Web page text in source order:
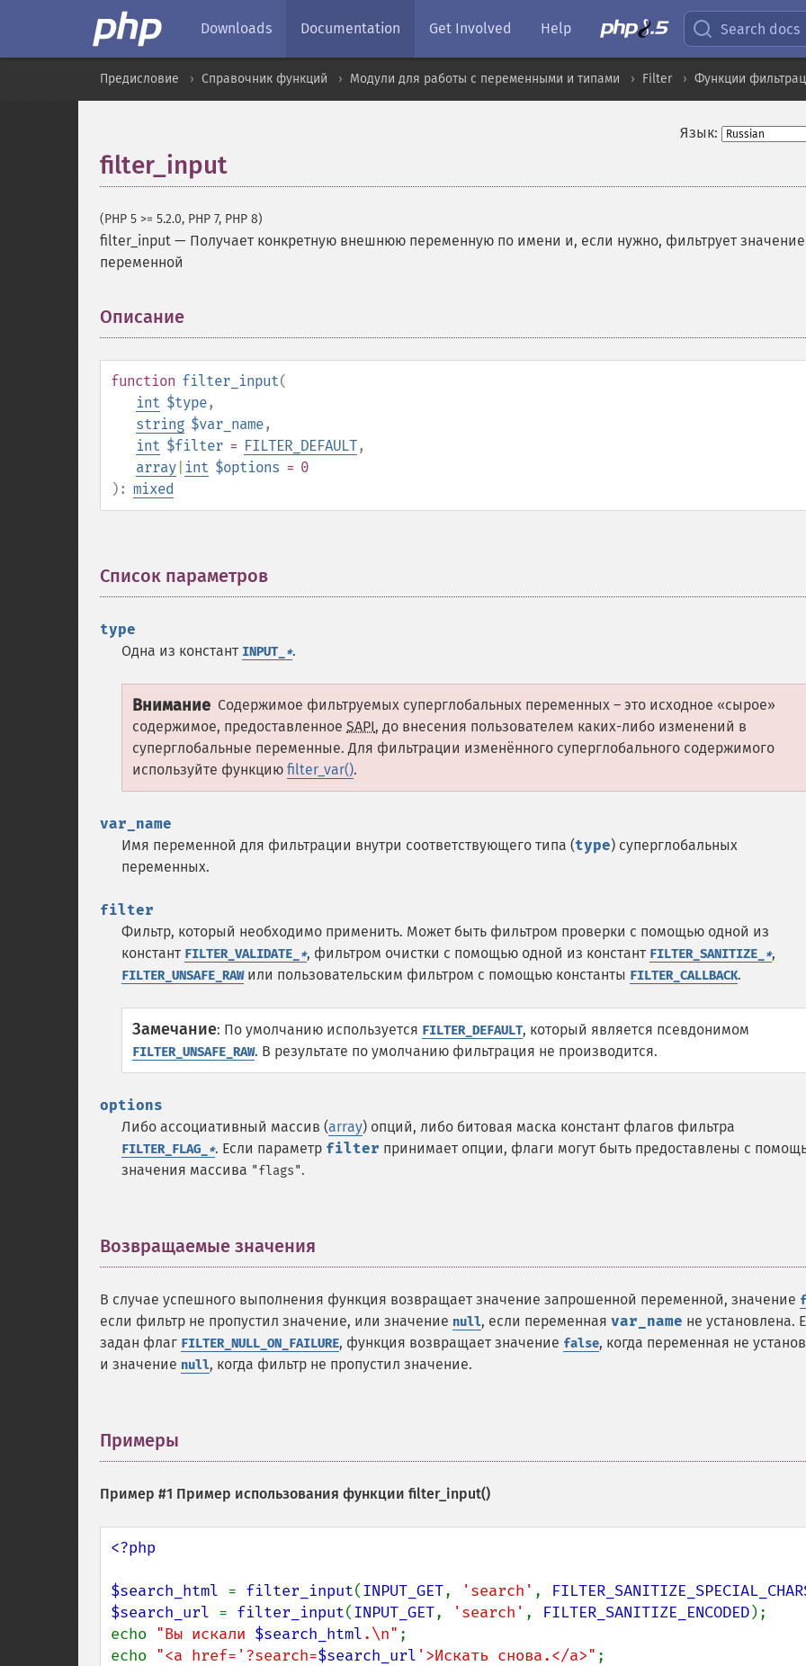
Downloads Documentation Get Involved Help Search docs
Предисловие Справочник функций Модули для работы с переменными и типами Filter Функции
Язык:
filter_input
(PHP 5 >= 5.2.0, PHP 7, PHP 8)
filter_input — Получает конкретную внешнюю переменную по имени и, если нужно, фильтрует значение
переменной
Описание
function filter_input(
int $type,
string $var_name,
int $filter = FILTER_DEFAULT,
array int $options = 0
): mixed
Список параметров
type
Одна из констант INPUT_ *.
Внимание Содержимое фильтруемых суперглобальных переменных – это исходное «сырое»
содержимое, предоставленное SAPI, до внесения пользователем каких-либо изменений в
суперглобальные переменные. Для фильтрации изменённого суперглобального содержимого
используйте функцию filter_var().
var_name
Имя переменной для фильтрации внутри соответствующего типа (type) суперглобальных
переменных.
filter
Фильтр, который необходимо применить. Может быть фильтром проверки с помощью одной из
констант FILTER_VALIDATE_ *, фильтром очистки с помощью одной из констант FILTER_SANITIZE_ *,
FILTER_UNSAFE_RAWили пользовательским фильтром с помощью константы FILTER_CALLBACK.
Замечание: По умолчанию используется FILTER_DEFAULT, который является псевдонимом
FILTER_UNSAFE_RAW. В результате по умолчанию фильтрация не производится.
options
Либо ассоциативный массив (array) опций, либо битовая маска констант флагов фильтра
FILTER_FLAG_ *. Если параметр filter принимает опции, флаги могут быть предоставлены с
значения массива "flags".
Возвращаемые значения
В случае успешного выполнения функция возвращает значение запрошенной переменной, значение
если фильтр не пропустил значение, или значение null, если переменная var_name не установлена.
задан флаг FILTER_NULL_ON_FAILURE, функция возвращает значение false, когда переменная не
и значение null, когда фильтр не пропустил значение.
Примеры
Пример #1 Пример использования функции filter_input()
<?php
$search_html = filter_input(INPUT_GET, 'search' ,
$search_url = filter_input(INPUT_GET, 'search' , FILTER_SANITIZE_ENCODED);
echo "Вы искали $search_html.\n" ;
echo "<a href='?search=$search_url '>Искать снова.</a>" ;